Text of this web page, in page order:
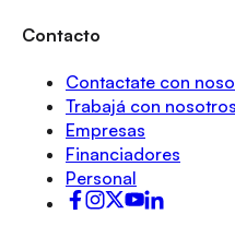
Contacto
Contactate con
Trabajá con nosotros
Empresas
Financiadores
Personal